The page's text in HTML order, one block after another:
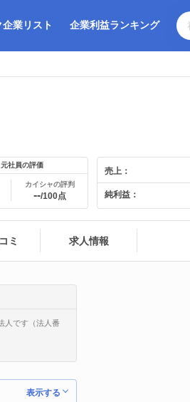
業リスト 企業利益ランキング
社員の評価
カイシャの評判
--/100点
売上：
純利益：
ミ 求人情報
人です（法人番
表示する